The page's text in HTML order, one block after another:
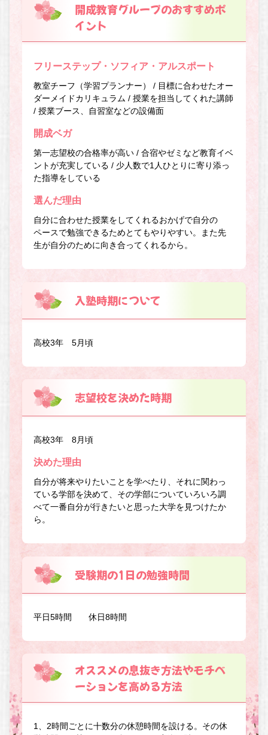
開成教育グループのおすすめポ
イント
フリーステップ・ソフィア・アルスポート
教室チーフ（学習プランナー） / 目標に合わせたオー
ダーメイドカリキュラム / 授業を担当してくれた講師
/ 授業ブース、自習室などの設備面
開成ベガ
第一志望校の合格率が高い / 合宿やゼミなど教育イベ
ントが充実している / 少人数で1人ひとりに寄り添っ
た指導をしている
選んだ理由
自分に合わせた授業をしてくれるおかげで自分の
ペースで勉強できるためとてもやりやすい。また先
生が自分のために向き合ってくれるから。
入塾時期について
高校3年 5月頃
志望校を決めた時期
高校3年 8月頃
決めた理由
自分が将来やりたいことを学べたり、それに関わっ
ている学部を決めて、その学部についていろいろ調
べて一番自分が行きたいと思った大学を見つけたか
ら。
受験期の1日の勉強時間
平日5時間 休日8時間
オススメの息抜き方法やモチベ
ーションを高める方法
1、2時間ごとに十数分の休憩時間を設ける。その休